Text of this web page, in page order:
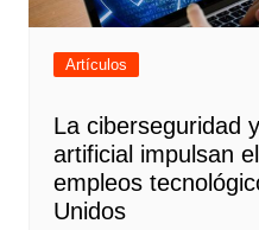
Artículos
La ciberseguridad
artificial impulsan
empleos
Unidos